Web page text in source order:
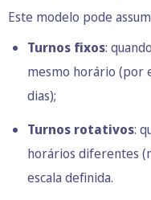
Este modelo pode
Turnos fixos:
mesmo horário (por
dias);
Turnos rotativos:
horários diferentes
escala definida.